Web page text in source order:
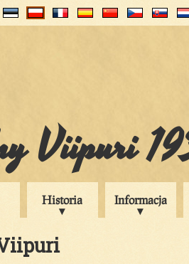
Viipuri
Historia Informacja